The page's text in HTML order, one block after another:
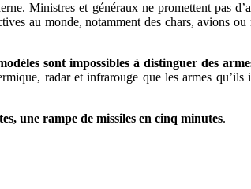
Ministres et généraux ne promettent pas
au monde, notamment des chars, avions
sont impossibles à distinguer des
radar et infrarouge que les armes qu’ils
une rampe de missiles en cinq minutes.